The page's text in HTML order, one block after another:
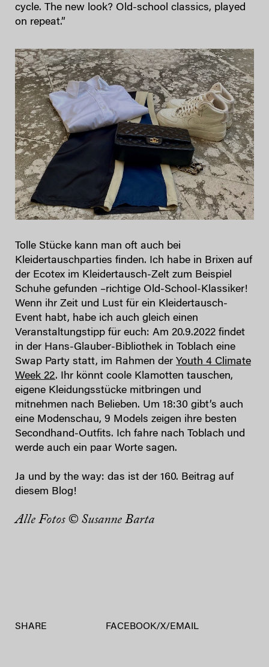
cycle. The new look? Old-school classics, played
on repeat.”
Tolle Stücke kann man oft auch bei
Kleidertauschparties finden. Ich habe in Brixen auf
der Ecotex im Kleidertausch-Zelt zum Beispiel
Schuhe gefunden –richtige Old-School-Klassiker!
Wenn ihr Zeit und Lust für ein Kleidertausch-
Event habt, habe ich auch gleich einen
Veranstaltungstipp für euch: Am 20.9.2022 findet
in der Hans-Glauber-Bibliothek in Toblach eine
Swap Party statt, im Rahmen der Youth 4 Climate
Week 22. Ihr könnt coole Klamotten tauschen,
eigene Kleidungsstücke mitbringen und
mitnehmen nach Belieben. Um 18:30 gibt’s auch
eine Modenschau, 9 Models zeigen ihre besten
Secondhand-Outfits. Ich fahre nach Toblach und
werde auch ein paar Worte sagen.
Ja und by the way: das ist der 160. Beitrag auf
diesem Blog!
Alle Fotos © Susanne Barta
SHARE FACEBOOK/X/EMAIL